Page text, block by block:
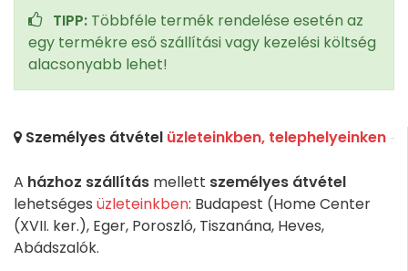
TIPP: Többféle termék rendelése esetén az
egy termékre eső szállítási vagy kezelési költség
alacsonyabb lehet!
Személyes átvétel üzleteinkben, telephelyeinken
A házhoz szállítás mellett személyes átvétel
lehetséges üzleteinkben: Budapest (Home Center
(XVII. ker.), Eger, Poroszló, Tiszanána, Heves,
Abádszalók.